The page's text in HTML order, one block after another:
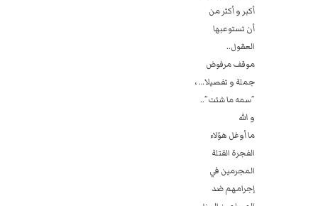
أكبر و أكثر من
أن تستوعبها
العقول..
موقف مرفوض
جملة و تفصيلا… ،
‏”سمه ما شئت”..
و الله
ما أوغل هؤلاء
الفجرة القتلة
المجرمين في
إجرامهم ضد